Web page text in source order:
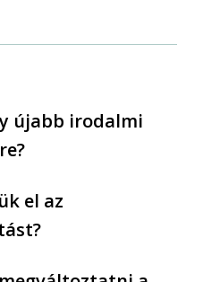
újabb irodalmi
el az